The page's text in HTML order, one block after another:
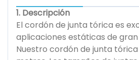
1. Descripción
El cordón de junta tórica es
aplicaciones estáticas de
Nuestro cordón de junta